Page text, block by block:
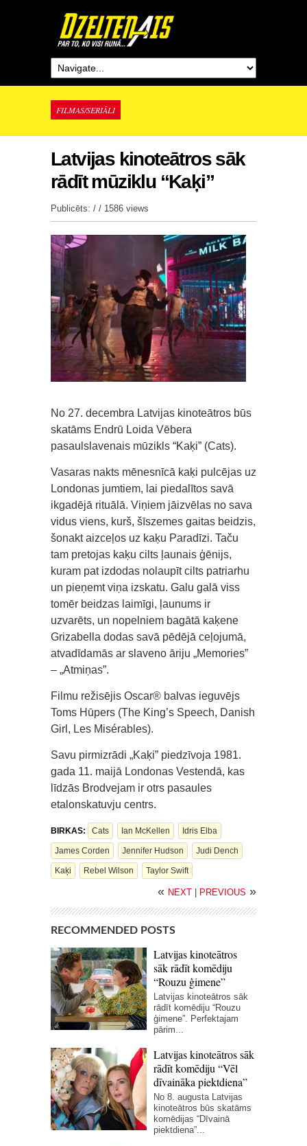
FILMAS/SERIĀLI
Latvijas kinoteātros sāk
rādīt mūziklu “Kaķi”
Publicēts: / / 1586 views
No 27. decembra Latvijas kinoteātros būs
skatāms Endrū Loida Vēbera
pasaulslavenais mūzikls “Kaķi” (Cats).
Vasaras nakts mēnesnīcā kaķi pulcējas uz
Londonas jumtiem, lai piedalītos savā
ikgadējā rituālā. Viņiem jāizvēlas no sava
vidus viens, kurš, šīszemes gaitas beidzis,
šonakt aizceļos uz kaķu Paradīzi. Taču
tam pretojas kaķu cilts ļaunais ģēnijs,
kuram pat izdodas nolaupīt cilts patriarhu
un pieņemt viņa izskatu. Galu galā viss
tomēr beidzas laimīgi, ļaunums ir
uzvarēts, un nopelniem bagātā kaķene
Grizabella dodas savā pēdējā ceļojumā,
atvadīdamās ar slaveno āriju „Memories”
– „Atmiņas”.
Filmu režisējis Oscar® balvas ieguvējs
Toms Hūpers (The King’s Speech, Danish
Girl, Les Misérables).
Savu pirmizrādi „Kaķi” piedzīvoja 1981.
gada 11. maijā Londonas Vestendā, kas
līdzās Brodvejam ir otrs pasaules
etalonskatuvju centrs.
BIRKAS: Cats Ian McKellen Idris Elba
James Corden Jennifer Hudson Judi Dench
Kaķi Rebel Wilson Taylor Swift
« NEXT PREVIOUS »
RECOMMENDED POSTS
Latvijas kinoteātros
sāk rādīt komēdiju
“Rouzu ģimene”
Latvijas kinoteātros sāk
rādīt komēdiju “Rouzu
ģimene”. Perfektajam
pārim...
Latvijas kinoteātros sāk
rādīt komēdiju “Vēl
dīvaināka piektdiena”
No 8. augusta Latvijas
kinoteātros būs skatāms
komēdijas “Dīvainā
piektdiena”...